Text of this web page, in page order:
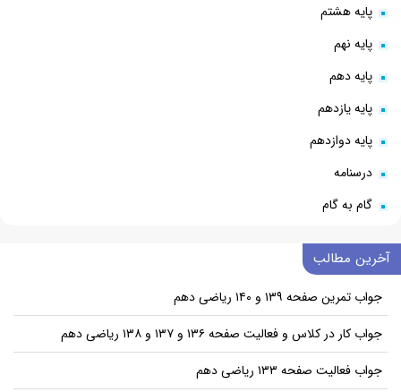
پایه هشتم
پایه نهم
پایه دهم
پایه یازدهم
پایه دوازدهم
درسنامه
گام به گام
آخرین مطالب
جواب تمرین صفحه ۱۳۹ و ۱۴۰ ریاضی دهم
جواب کار در کلاس و فعالیت صفحه ۱۳۶ و ۱۳۷ و ۱۳۸ ریاضی دهم
جواب فعالیت صفحه ۱۳۳ ریاضی دهم